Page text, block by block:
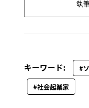
執
キーワード:
#
#社会起業家